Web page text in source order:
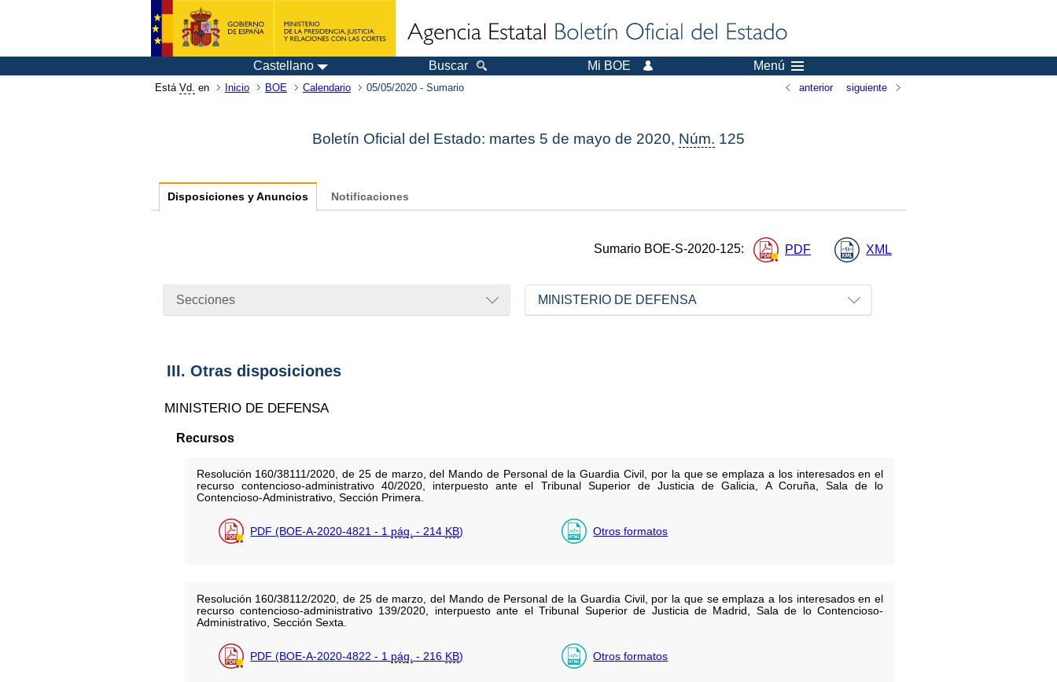
Castellano Buscar Mi BOE Menú
Está Vd. en Inicio BOE Calendario 05/05/2020 - Sumario anterior siguiente
Boletín Oficial del Estado: martes 5 de mayo de 2020, Núm. 125
Disposiciones y Anuncios Notificaciones
Sumario BOE-S-2020-125: PDF XML
Secciones MINISTERIO DE DEFENSA
III. Otras disposiciones
MINISTERIO DE DEFENSA
Recursos
Resolución 160/38111/2020, de 25 de marzo, del Mando de Personal de la Guardia Civil, por la que se emplaza a los interesados en el
recurso contencioso-administrativo 40/2020, interpuesto ante el Tribunal Superior de Justicia de Galicia, A Coruña, Sala de lo
Contencioso-Administrativo, Sección Primera.
PDF (BOE-A-2020-4821 - 1 pág. - 214 KB) Otros formatos
Resolución 160/38112/2020, de 25 de marzo, del Mando de Personal de la Guardia Civil, por la que se emplaza a los interesados en el
recurso contencioso-administrativo 139/2020, interpuesto ante el Tribunal Superior de Justicia de Madrid, Sala de lo Contencioso-
Administrativo, Sección Sexta.
PDF (BOE-A-2020-4822 - 1 pág. - 216 KB) Otros formatos